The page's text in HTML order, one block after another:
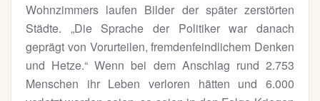
Wohnzimmers laufen Bilder der später zerstörten
Städte. „Die Sprache der Politiker war danach
geprägt von Vorurteilen, fremdenfeindlichem Denken
und Hetze.“ Wenn bei dem Anschlag rund 2.753
Menschen ihr Leben verloren hätten und 6.000